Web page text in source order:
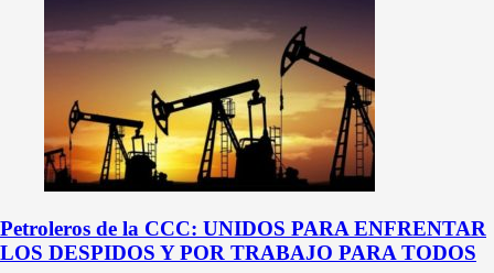
Petroleros de la CCC: UNIDOS PARA ENFRENTAR
LOS DESPIDOS Y POR TRABAJO PARA TODOS